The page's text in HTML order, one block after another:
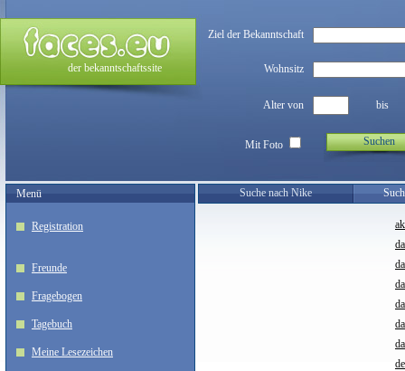
der bekanntschaftssite
Ziel der Bekanntschaft
Wohnsitz
Alter von bis
Mit Foto Suchen
Menü
Registration
Freunde
Fragebogen
Tagebuch
Meine Lesezeichen
Suche nach Nike